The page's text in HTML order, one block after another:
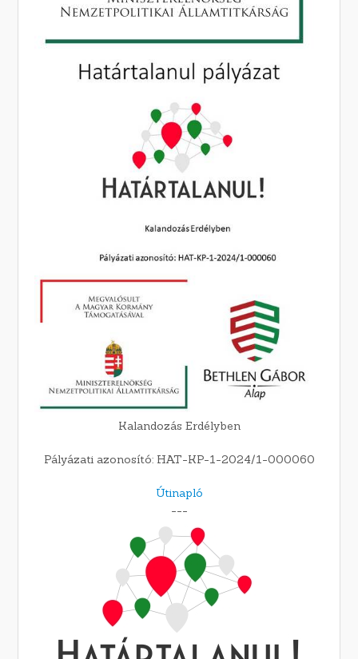
Kalandozás Erdélyben
Pályázati azonosító: HAT-KP-1-2024/1-000060
Útinapló
---